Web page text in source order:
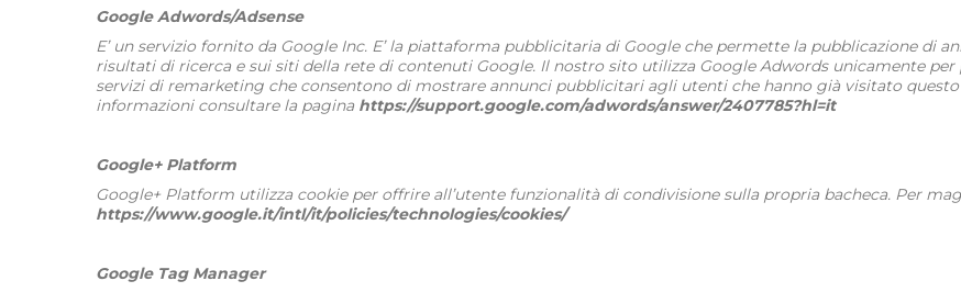
Google Adwords/Adsense
E’ un servizio fornito da Google Inc. E’ la piattaforma pubblicitaria di Google che permette la pubblicazione di
risultati di ricerca e sui siti della rete di contenuti Google. Il nostro sito utilizza Google Adwords unicamente
servizi di remarketing che consentono di mostrare annunci pubblicitari agli utenti che hanno già visitato
informazioni consultare la pagina https://support.google.com/adwords/answer/2407785?hl=it
Google+ Platform
Google+ Platform utilizza cookie per offrire all’utente funzionalità di condivisione sulla propria bacheca. Per
https://www.google.it/intl/it/policies/technologies/cookies/
Google Tag Manager